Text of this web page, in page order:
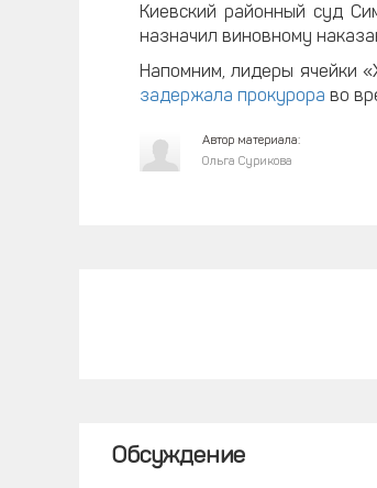
Киевский районный суд
назначил виновному
Напомним, лидеры ячейки
задержала прокурора во
Автор материала:
Ольга Сурикова
Обсуждение